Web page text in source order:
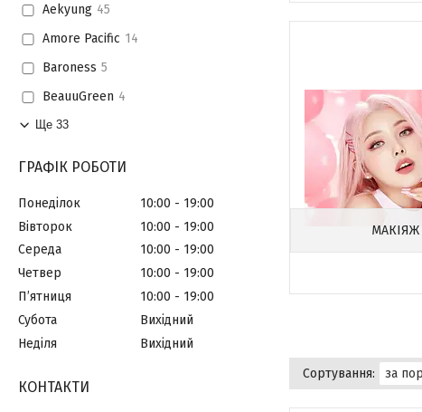
МАКІЯЖ
Aekyung 45
Amore Pacific 14
Baroness 5
BeauuGreen 4
Ще 33
ГРАФІК РОБОТИ
Понеділок 10:00
19:00
Вівторок
10:00
19:00
Середа
10:00
19:00
Четвер
10:00
19:00
Пʼятниця
10:00
19:00
Субота
Вихідний
Неділя
Вихідний
КОНТАКТИ